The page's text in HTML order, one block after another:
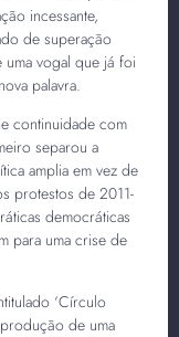
incessante,
de superação
vogal que já foi
palavra.
continuidade com
separou a
amplia em vez de
protestos de 2011-
democráticas
para uma crise de
‘Círculo
de uma